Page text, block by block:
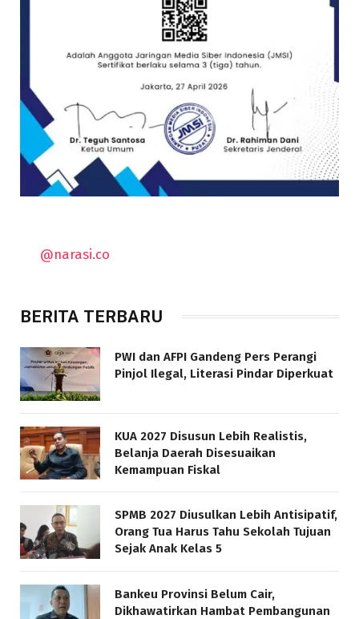
@narasi.co
BERITA TERBARU
PWI dan AFPI Gandeng Pers Perangi
Pinjol Ilegal, Literasi Pindar Diperkuat
KUA 2027 Disusun Lebih Realistis,
Belanja Daerah Disesuaikan
Kemampuan Fiskal
SPMB 2027 Diusulkan Lebih Antisipatif,
Orang Tua Harus Tahu Sekolah Tujuan
Sejak Anak Kelas 5
Bankeu Provinsi Belum Cair,
Dikhawatirkan Hambat Pembangunan